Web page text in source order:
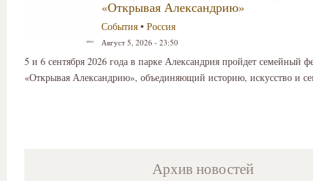
«Открывая Александрию»
События • Россия
Август 5, 2026 - 23:50
5 и 6 сентября 2026 года в парке Александрия пройдет семейный
«Открывая Александрию», объединяющий историю, искусство и
Архив новостей